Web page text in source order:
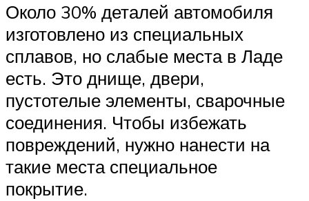
Около 30% деталей автомобиля
изготовлено из специальных
сплавов, но слабые места в Ладе
есть. Это днище, двери,
пустотелые элементы, сварочные
соединения. Чтобы избежать
повреждений, нужно нанести на
такие места специальное
покрытие.